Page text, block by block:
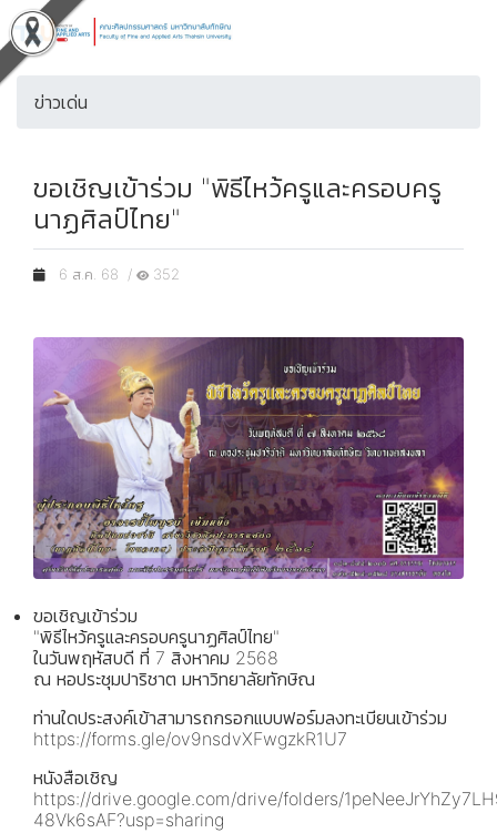
ข่าวเด่น
ขอเชิญเข้าร่วม "พิธีไหว้ครูและครอบครู
นาฏศิลป์ไทย"
6 ส.ค. 68 / 352
ขอเชิญเข้าร่วม
"พิธีไหว้ครูและครอบครูนาฏศิลป์ไทย"
ในวันพฤหัสบดี ที่ 7 สิงหาคม 2568
ณ หอประชุมปาริชาต มหาวิทยาลัยทักษิณ
ท่านใดประสงค์เข้าสามารถกรอกแบบฟอร์มลงทะเบียนเข้าร่วม
https://forms.gle/ov9nsdvXFwgzkR1U7
หนังสือเชิญ
https://drive.google.com/drive/folders/
48Vk6sAF?usp=sharing